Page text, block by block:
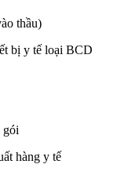
thầu)
bị y tế loại BCD
gói
hàng y tế